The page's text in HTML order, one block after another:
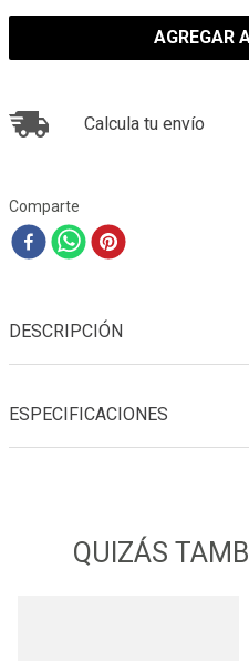
AGREGAR
Calcula tu envío
Comparte
DESCRIPCIÓN
ESPECIFICACIONES
QUIZÁS